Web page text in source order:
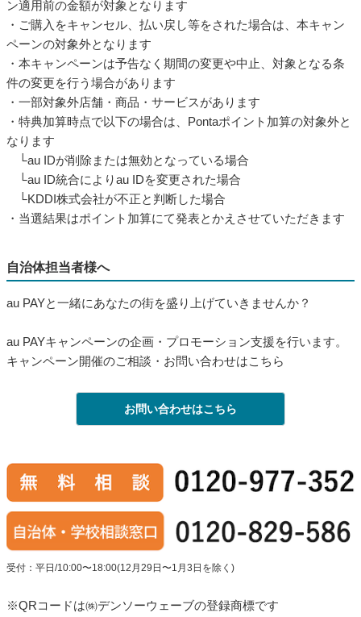
ン適用前の金額が対象となります
・ご購入をキャンセル、払い戻し等をされた場合は、本キャン
ペーンの対象外となります
・本キャンペーンは予告なく期間の変更や中止、対象となる条
件の変更を行う場合があります
・一部対象外店舗・商品・サービスがあります
・特典加算時点で以下の場合は、Pontaポイント加算の対象外と
なります
└au IDが削除または無効となっている場合
└au ID統合によりau IDを変更された場合
└KDDI株式会社が不正と判断した場合
・当選結果はポイント加算にて発表とかえさせていただきます
自治体担当者様へ
au PAYと一緒にあなたの街を盛り上げていきませんか？
au PAYキャンペーンの企画・プロモーション支援を行います。
キャンペーン開催のご相談・お問い合わせはこちら
お問い合わせはこちら
受付：平日/10:00〜18:00(12月29日〜1月3日を除く)
※QRコードは㈱デンソーウェーブの登録商標です